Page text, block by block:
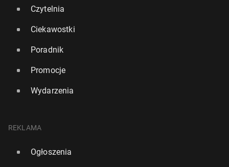
"Wall Street Journal": Za­czy­na­ją się wojny de­por­ta­
Czytelnia
Ciekawostki
Poradnik
Promocje
Wydarzenia
REKLAMA
Ogłoszenia